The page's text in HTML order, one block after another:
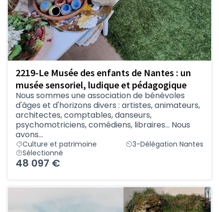
2219-Le Musée des enfants de Nantes : un
musée sensoriel, ludique et pédagogique
Nous sommes une association de bénévoles
d'âges et d'horizons divers : artistes, animateurs,
architectes, comptables, danseurs,
psychomotriciens, comédiens, libraires... Nous
avons...
Culture et patrimoine
3-Délégation Nantes
Sélectionné
48 097 €